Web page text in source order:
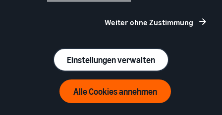
Weiter ohne Zustimmung
Einstellungen verwalten
Alle Cookies annehmen